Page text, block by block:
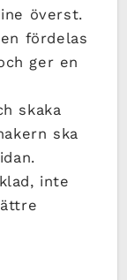
överst.
fördelas
ger en
skaka
ska
inte